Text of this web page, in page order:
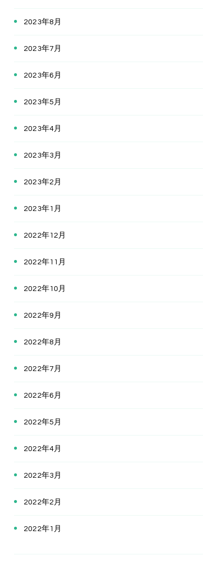
2023年8月
2023年7月
2023年6月
2023年5月
2023年4月
2023年3月
2023年2月
2023年1月
2022年12月
2022年11月
2022年10月
2022年9月
2022年8月
2022年7月
2022年6月
2022年5月
2022年4月
2022年3月
2022年2月
2022年1月